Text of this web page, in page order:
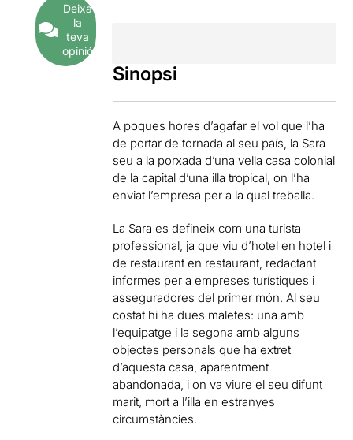
Deixa
la
teva
opinió
Sinopsi
A poques hores d’agafar el vol que l’ha
de portar de tornada al seu país, la Sara
seu a la porxada d’una vella casa colonial
de la capital d’una illa tropical, on l’ha
enviat l’empresa per a la qual treballa.
La Sara es defineix com una turista
professional, ja que viu d’hotel en hotel i
de restaurant en restaurant, redactant
informes per a empreses turístiques i
asseguradores del primer món. Al seu
costat hi ha dues maletes: una amb
l’equipatge i la segona amb alguns
objectes personals que ha extret
d’aquesta casa, aparentment
abandonada, i on va viure el seu difunt
marit, mort a l’illa en estranyes
circumstàncies.